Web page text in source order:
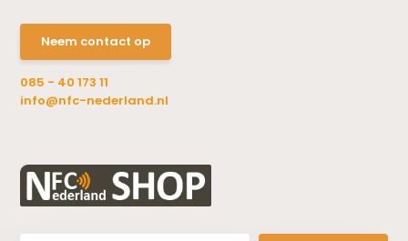
Neem contact op
085 - 40 173 11
info@nfc-nederland.nl